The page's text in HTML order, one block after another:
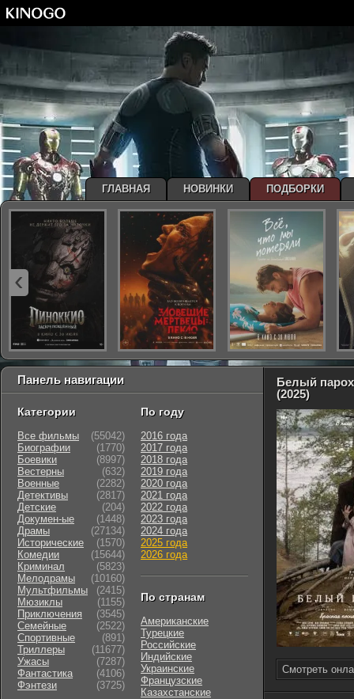
Белый
(2025)
Смотреть
Панель навигации
Категории
Все фильмы
(55042)
Биографии
(1770)
Боевики
(8997)
Вестерны
(632)
Военные
(2282)
Детективы
(2817)
Детские
(204)
Докумен-ые
(1448)
Драмы
(27134)
Исторические
(1570)
Комедии
(15644)
Криминал
(5823)
Мелодрамы
(10160)
Мультфильмы
(2415)
Мюзиклы
(1155)
Приключения
(3545)
Семейные
(2522)
Cпортивные
(891)
Триллеры
(11677)
Ужасы
(7287)
Фантастика
(4106)
Фэнтези
(3725)
По году
2016 года
2017 года
2018 года
2019 года
2020 года
2021 года
2022 года
2023 года
2024 года
2025 года
2026 года
По странам
Американские
Турецкие
Российские
Индийские
Украинские
Французские
Казахстанские
ГЛАВНАЯ НОВИНКИ ПОДБОРКИ
‹